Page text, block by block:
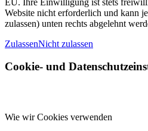
Website nicht erforderlich und kann
zulassen) unten rechts abgelehnt
ZulassenNicht zulassen
Cookie- und
Wie wir Cookies verwenden